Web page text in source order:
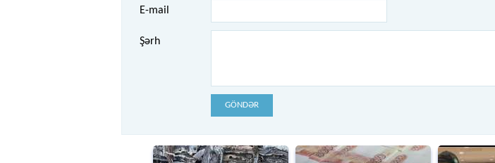
E-mail
Şərh
GÖNDƏR